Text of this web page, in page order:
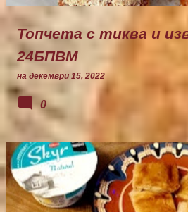
Топчета с тиква и
24БПВМ
на декември 15, 2022
0